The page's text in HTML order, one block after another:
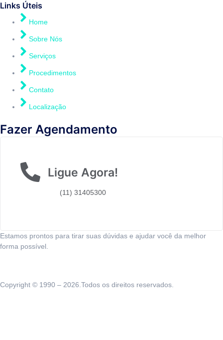
Links Úteis
Home
Sobre Nós
Serviços
Procedimentos
Contato
Localização
Fazer Agendamento
Ligue Agora!
(11) 31405300
Estamos prontos para tirar suas dúvidas e ajudar você da melhor
forma possível.
Copyright © 1990 – 2026.Todos os direitos reservados.